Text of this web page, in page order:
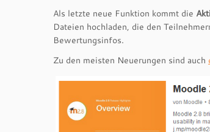
Als letzte neue Funktion kommt die
Dateien hochladen, die den
Bewertungsinfos.
Zu den meisten Neuerungen sind auch